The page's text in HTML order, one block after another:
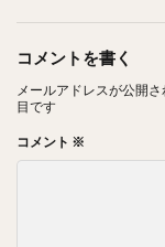
コメントを書く
メールアドレスが公開さ
目です
コメント ※